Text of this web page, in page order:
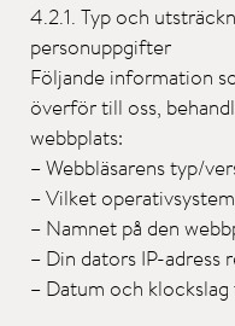
4.2.1. Typ och
personuppgifter
Följande information
överför till oss,
webbplats:
– Webbläsarens typ/
– Vilket
– Namnet på den
– Din dators IP-adress
– Datum och